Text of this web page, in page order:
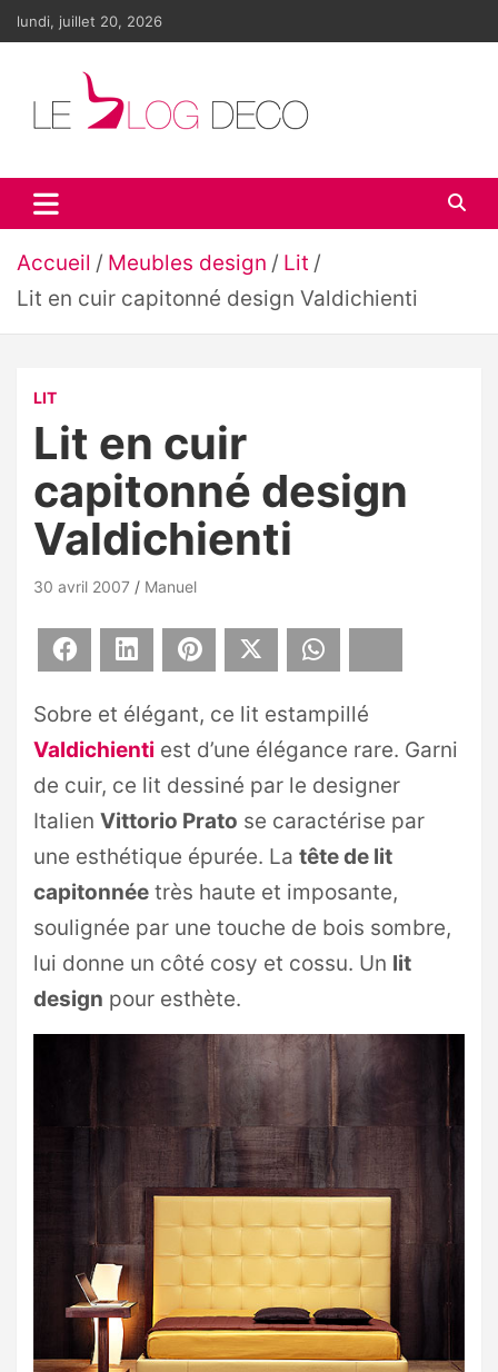
Aller
lundi, juillet 20, 2026
Le blog déco
LE blog de la décoration d'intérieur et du design
Accueil Meubles design
Lit
Lit en cuir capitonné design Valdichienti
LIT
Lit en cuir
capitonné design
Valdichienti
30 avril 2007 Manuel
Facebook LinkedIn Pinterest
Sobre et élégant, ce lit estampillé
Valdichienti est d’une élégance rare. Garni
de cuir, ce lit dessiné par le designer
Italien Vittorio Prato se caractérise par
une esthétique épurée. La tête de lit
capitonnée très haute et imposante,
soulignée par une touche de bois sombre,
lui donne un côté cosy et cossu. Un lit
design pour esthète.